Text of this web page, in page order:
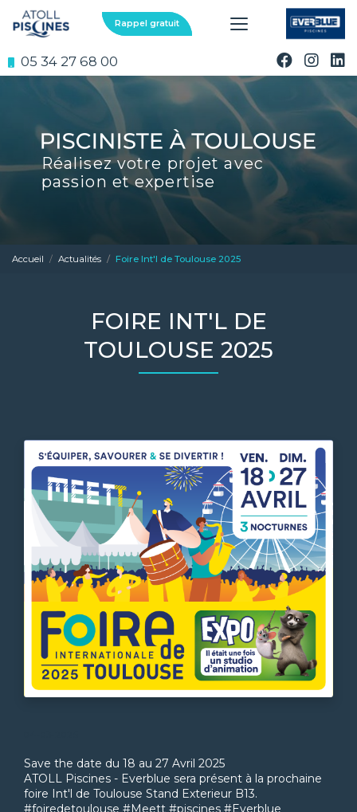
au
contenu
05 34 27 68 00
Rappel gratuit
Réalisez votre projet avec
passion et expertise
Accueil Actualités Foire Int'l de Toulouse 2025
FOIRE INT'L DE
TOULOUSE 2025
Save the date du 18 au 27 Avril 2025
ATOLL Piscines - Everblue sera présent à la prochaine
foire Int'l de Toulouse Stand Exterieur B13.